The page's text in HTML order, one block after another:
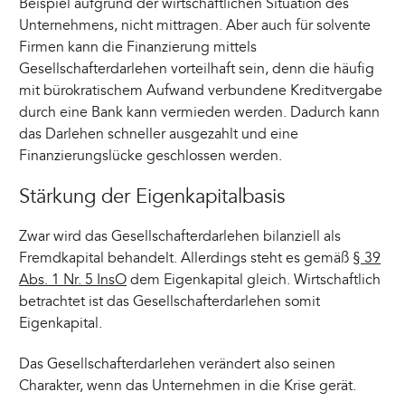
Beispiel aufgrund der wirtschaftlichen Situation des
Unternehmens, nicht mittragen. Aber auch für solvente
Firmen kann die Finanzierung mittels
Gesellschafterdarlehen vorteilhaft sein, denn die häufig
mit bürokratischem Aufwand verbundene Kreditvergabe
durch eine Bank kann vermieden werden. Dadurch kann
das Darlehen schneller ausgezahlt und eine
Finanzierungslücke geschlossen werden.
Stärkung der Eigenkapitalbasis
Zwar wird das Gesellschafterdarlehen bilanziell als
Fremdkapital behandelt. Allerdings steht es gemäß § 39
Abs. 1 Nr. 5 InsO dem Eigenkapital gleich. Wirtschaftlich
betrachtet ist das Gesellschafterdarlehen somit
Eigenkapital.
Das Gesellschafterdarlehen verändert also seinen
Charakter, wenn das Unternehmen in die Krise gerät.